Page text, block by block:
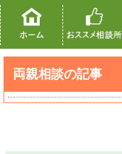
両親相談の記事